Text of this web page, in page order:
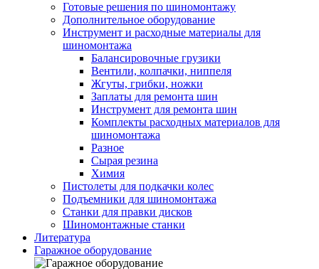
Готовые решения по шиномонтажу
Дополнительное оборудование
Инструмент и расходные материалы для
шиномонтажа
Балансировочные грузики
Вентили, колпачки, ниппеля
Жгуты, грибки, ножки
Заплаты для ремонта шин
Инструмент для ремонта шин
Комплекты расходных материалов для
шиномонтажа
Разное
Сырая резина
Химия
Пистолеты для подкачки колес
Подъемники для шиномонтажа
Станки для правки дисков
Шиномонтажные станки
Литература
Гаражное оборудование